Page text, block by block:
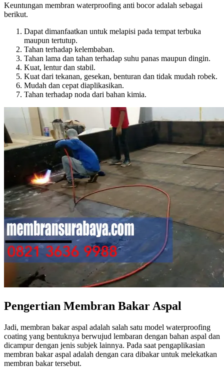
Keuntungan membran waterproofing anti bocor adalah sebagai
berikut.
Dapat dimanfaatkan untuk melapisi pada tempat terbuka
maupun tertutup.
Tahan terhadap kelembaban.
Tahan lama dan tahan terhadap suhu panas maupun dingin.
Kuat, lentur dan stabil.
Kuat dari tekanan, gesekan, benturan dan tidak mudah robek.
Mudah dan cepat diaplikasikan.
Tahan terhadap noda dari bahan kimia.
Pengertian Membran Bakar Aspal
Jadi, membran bakar aspal adalah salah satu model waterproofing
coating yang bentuknya berwujud lembaran dengan bahan aspal dan
dicampur dengan jenis subjek lainnya. Pada saat pengaplikasian
membran bakar aspal adalah dengan cara dibakar untuk melekatkan
membran bakar tersebut.